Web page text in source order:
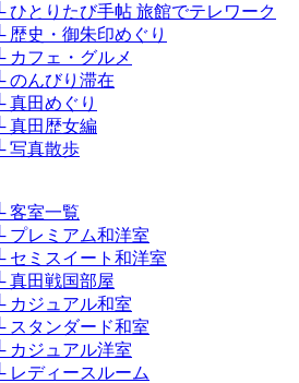
└ ひとりたび手帖 旅館でテレワーク
└ 歴史・御朱印めぐり
└ カフェ・グルメ
└ のんびり滞在
└ 真田めぐり
└ 真田歴女編
└ 写真散歩
└ 客室一覧
└ プレミアム和洋室
└ セミスイート和洋室
└ 真田戦国部屋
└ カジュアル和室
└ スタンダード和室
└ カジュアル洋室
└ レディースルーム